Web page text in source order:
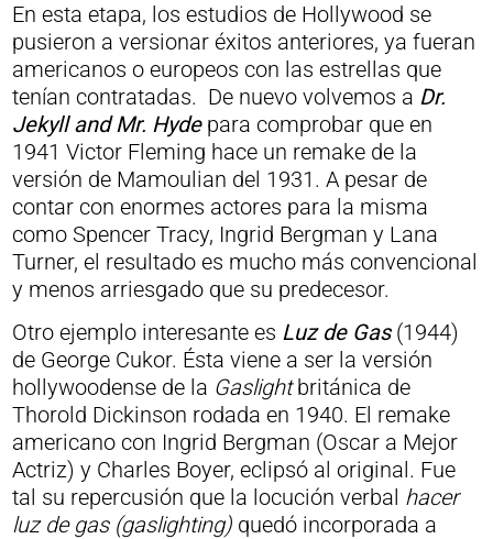
En esta etapa, los estudios de Hollywood se
pusieron a versionar éxitos anteriores, ya fueran
americanos o europeos con las estrellas que
tenían contratadas. De nuevo volvemos a Dr.
Jekyll and Mr. Hyde para comprobar que en
1941 Victor Fleming hace un remake de la
versión de Mamoulian del 1931. A pesar de
contar con enormes actores para la misma
como Spencer Tracy, Ingrid Bergman y Lana
Turner, el resultado es mucho más convencional
y menos arriesgado que su predecesor.
Otro ejemplo interesante es Luz de Gas (1944)
de George Cukor. Ésta viene a ser la versión
hollywoodense de la Gaslightbritánica de
Thorold Dickinson rodada en 1940. El remake
americano con Ingrid Bergman (Oscar a Mejor
Actriz) y Charles Boyer, eclipsó al original. Fue
tal su repercusión que la locución verbal hacer
luz de gas (gaslighting)quedó incorporada a